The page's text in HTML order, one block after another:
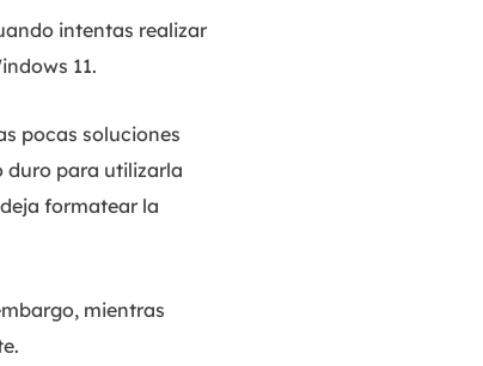
Vocal Remover (Online)
Eliminador de voces online gratis.
Creador de tonos de llamada.
MakeMyAudio
intentas realizar
11.
pocas soluciones
duro para utilizarla
formatear la
mientras